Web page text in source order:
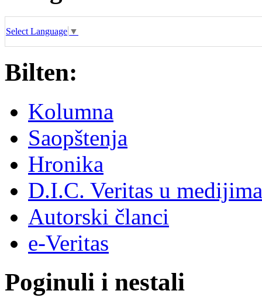
Select Language ▼
Bilten:
Kolumna
Saopštenja
Hronika
D.I.C. Veritas u medijima
Autorski članci
e-Veritas
Poginuli i nestali